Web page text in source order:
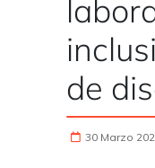
de
30 Marzo